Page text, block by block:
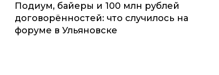
Подиум, байеры и 100 млн рублей
договорённостей: что случилось на
форуме в Ульяновске